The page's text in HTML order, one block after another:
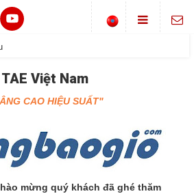
dây
thông minh
vụ
báo
Việt Nam
CAO HIỆU SUẤT"
mừng quý khách đã ghé thăm
Địa chỉ
Showroom: Số 1-B8, Ngõ 70
đường Phan Trọng Tuệ, Xã
Điện thoại
0988 829 841-0916 585 972
©COPYRIGHT 2019. ALL RIGHTS RESERVED